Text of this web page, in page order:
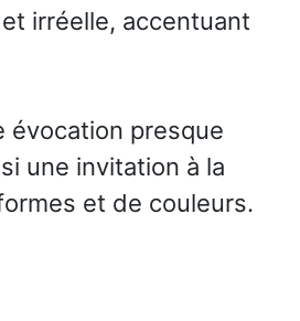
irréelle, accentuant
évocation presque
une invitation à la
et de couleurs.